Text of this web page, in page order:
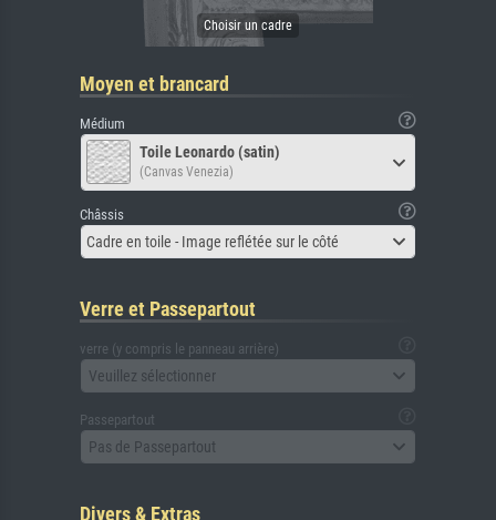
Moyen et brancard
Médium
Toile Leonardo (satin)
(Canvas Venezia)
Châssis
Cadre en toile - Image reflétée sur le côté
Verre et Passepartout
verre (y compris le panneau arrière)
Veuillez sélectionner
Passepartout
Pas de Passepartout
Divers & Extras